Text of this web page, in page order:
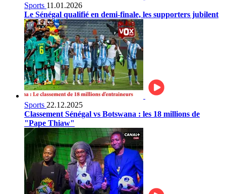
Sports 11.01.2026
Le Sénégal qualifié en demi-finale, les supporters jubilent
Sports 22.12.2025
Classement Sénégal vs Botswana : les 18 millions de
"Pape Thiaw"